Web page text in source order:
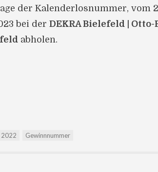
der Kalenderlosnummer, vom
bei der DEKRA Bielefeld |
abholen.
2022 Gewinnnummer